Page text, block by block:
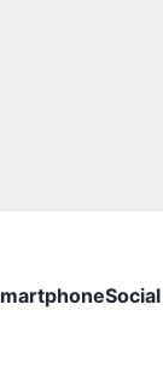
Social